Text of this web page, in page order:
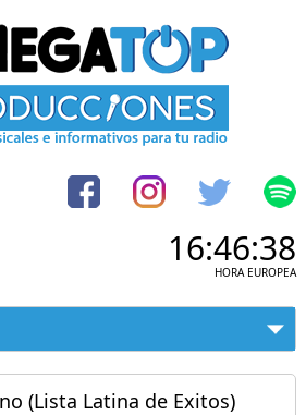
16:46:38
HORA EUROPEA
(Lista Latina de Exitos)